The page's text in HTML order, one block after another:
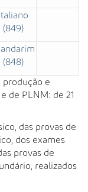
Italiano
(849)
(848)
produção e
de PLNM: de 21
das provas de
dos exames
provas de
realizados